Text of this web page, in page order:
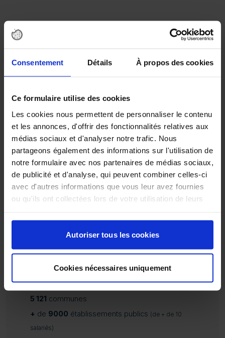
Consentement Détails À propos des cookies
Ce formulaire utilise des cookies
Les cookies nous permettent de personnaliser le contenu
et les annonces, d'offrir des fonctionnalités relatives aux
médias sociaux et d'analyser notre trafic. Nous
partageons également des informations sur l'utilisation de
notre formulaire avec nos partenaires de médias sociaux,
de publicité et d'analyse, qui peuvent combiner celles-ci
avec d'autres informations que vous leur avez fournies
ou qu'ils ont collectées lors de votre utilisation de leurs
Autoriser tous les cookies
Cookies nécessaires uniquement
Chiffres clés
Plus de 500 000 établissements actifs dans la
région.
Favorisant la proximité pour garantir des échanges de qualité,
ENVIROpro
s’appuie sur un concept d’évènement à taille
humaine afin de privilégier le nombre de contacts par
exposant.
INDUSTRIE
TERRITOIRE
10départements
métropoles
37villes moyennes
5 121 communes
+ de 9000 établissements publics (de + de 10
salariés)